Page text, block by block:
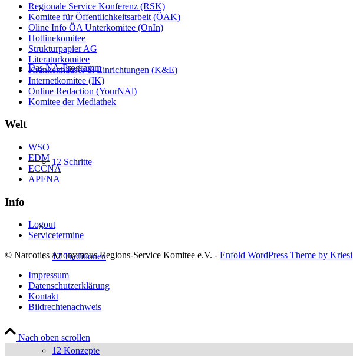
Das NA-Programm
12 Schritte
12 Traditionen
12 Konzepte
Regionale Service Konferenz (RSK)
Komitee für Öffentlichkeitsarbeit (ÖAK)
Oline Info ÖA Unterkomitee (OnIn)
Hotlinekomitee
Strukturpapier AG
Literaturkomitee
Krankenhäuser & Einrichtungen (K&E)
Internetkomitee (IK)
Online Redaction (YourNAl)
Komitee der Mediathek
Welt
WSO
EDM
ECCNA
APFNA
Info
Logout
Servicetermine
© Narcotics Anonymous Regions-Service Komitee e.V. - Enfold WordPress Theme by Kriesi
Impressum
Datenschutzerklärung
Kontakt
Bildrechtenachweis
Nach oben scrollen